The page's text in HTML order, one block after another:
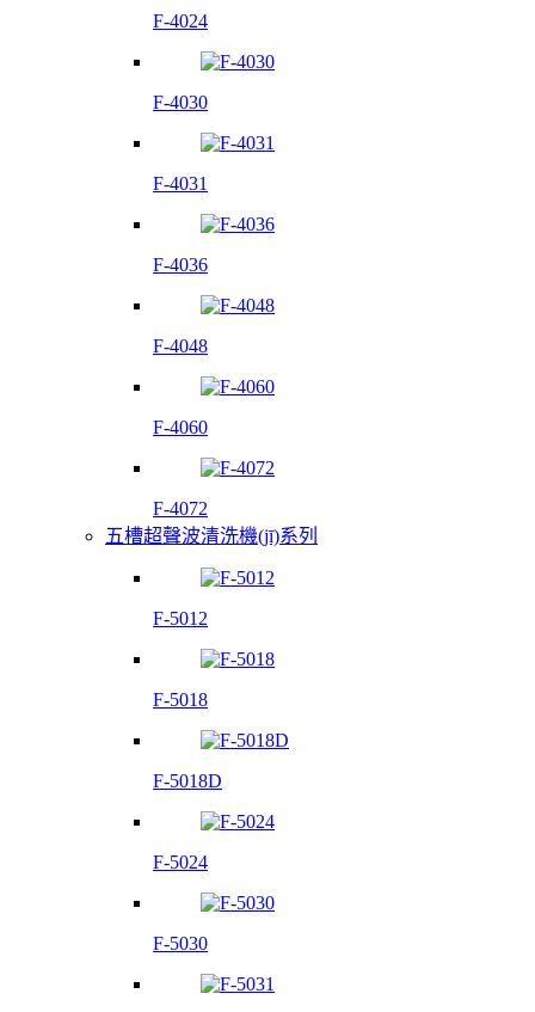
F-4024
F-4030
F-4031
F-4036
F-4048
F-4060
F-4072
五槽超聲波清洗機(jī)系列
F-5012
F-5018
F-5018D
F-5024
F-5030